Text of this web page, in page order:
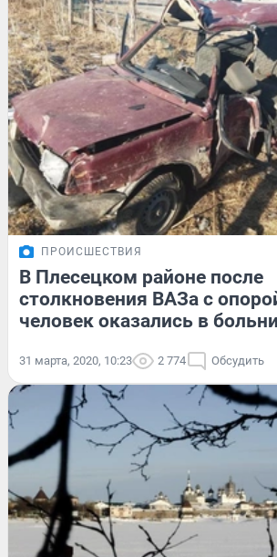
ПРОИСШЕСТВИЯ
В Плесецком районе после
столкновения ВАЗа с
человек оказались в
31 марта, 2020, 10:23 2 774 Обсудить